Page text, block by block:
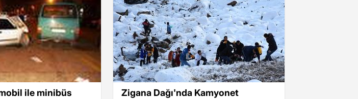
ile minibüs
Zigana Dağı'nda Kamyonet